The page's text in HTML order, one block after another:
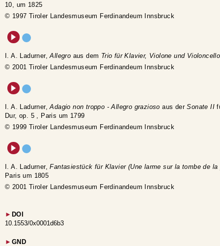
10, um 1825
© 1997 Tiroler Landesmuseum Ferdinandeum Innsbruck
I. A. Ladurner,Allegro aus dem Trio für Klavier, Violone und Violoncello
© 2001 Tiroler Landesmuseum Ferdinandeum Innsbruck
I. A. Ladurner,Adagio non troppo - Allegro grazioso aus derSonate II
Dur, op. 5 , Paris um 1799
© 1999 Tiroler Landesmuseum Ferdinandeum Innsbruck
I. A. Ladurner,Fantasiestück für Klavier (Une larme sur la tombe de la
Paris um 1805
© 2001 Tiroler Landesmuseum Ferdinandeum Innsbruck
► DOI
10.1553/0x0001d6b3
► GND